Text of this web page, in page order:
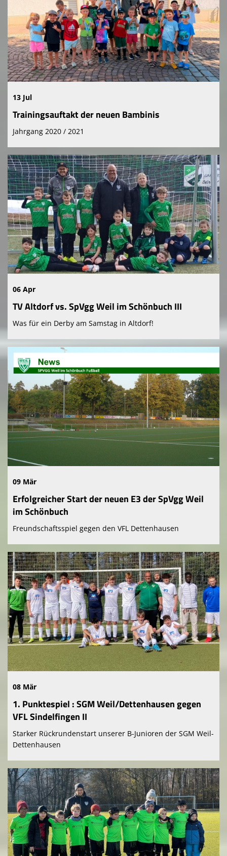
13 Jul
Trainingsauftakt der neuen Bambinis
Jahrgang 2020 / 2021
06 Apr
TV Altdorf vs. SpVgg Weil im Schönbuch III
Was für ein Derby am Samstag in Altdorf!
09 Mär
Erfolgreicher Start der neuen E3 der SpVgg Weil
im Schönbuch
Freundschaftsspiel gegen den VFL Dettenhausen
08 Mär
1. Punktespiel : SGM Weil/Dettenhausen gegen
VFL Sindelfingen II
Starker Rückrundenstart unserer B-Junioren der SGM Weil-
Dettenhausen